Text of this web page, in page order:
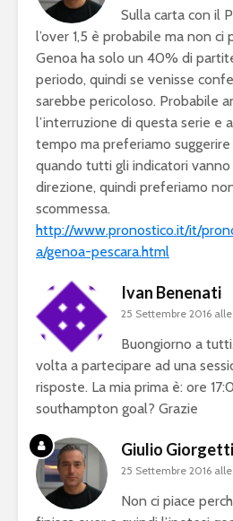
Sulla carta con il
l’over 1,5 è probabile ma non
Genoa ha solo un 40% di
periodo, quindi se venisse
sarebbe pericoloso. Probabile
l’interruzione di questa serie e
tempo ma preferiamo
quando tutti gli indicatori
direzione, quindi preferiamo
scommessa.
http://www.pronostico.it/it/
a/genoa-pescara.html
Ivan Benenati
25 Settembre 2016
Buongiorno a
volta a partecipare ad una
risposte. La mia prima è: ore
southampton goal? Grazie
Giulio Giorgetti
25 Settembre 2016
Non ci piace